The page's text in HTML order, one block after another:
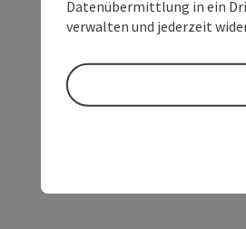
Datenübermittlung in ein
verwalten und jederzeit